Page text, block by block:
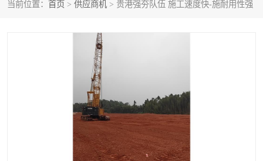
当前位置： 首页 > 供应商机 > 贵港强夯队伍 施工速度快-施耐用性强